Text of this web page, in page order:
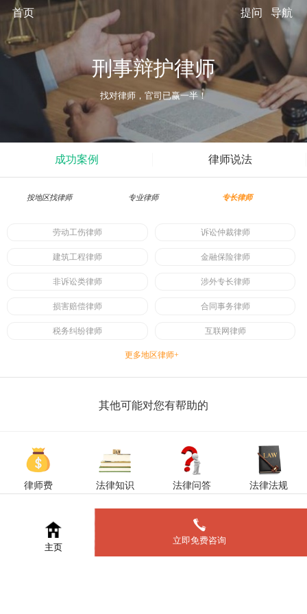
首页 导航
提问
刑事辩护律师
找对律师，官司已赢一半！
成功案例 律师说法
按地区找律师 专业律师 专长律师
劳动工伤律师 诉讼仲裁律师
建筑工程律师 金融保险律师
非诉讼类律师 涉外专长律师
损害赔偿律师 合同事务律师
税务纠纷律师 互联网律师
更多地区律师+
其他可能对您有帮助的
律师费 法律知识 法律问答 法律法规
主页
立即免费咨询